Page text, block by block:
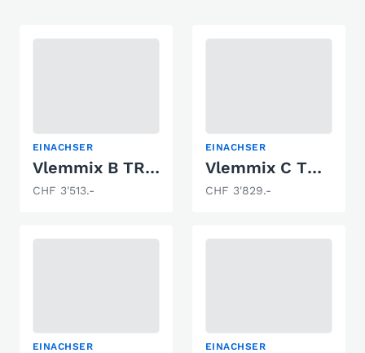
EINACHSER
Vlemmix B TRAILER 1500 KG 1 X AS 1500 KG
CHF 3'513.-
EINACHSER
Vlemmix C TRAILER 1800 KG 1 X AS 1800 KG
CHF 3'829.-
EINACHSER EINACHSER